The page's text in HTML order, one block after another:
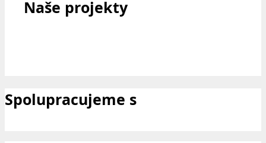
Naše projekty
Spolupracujeme s